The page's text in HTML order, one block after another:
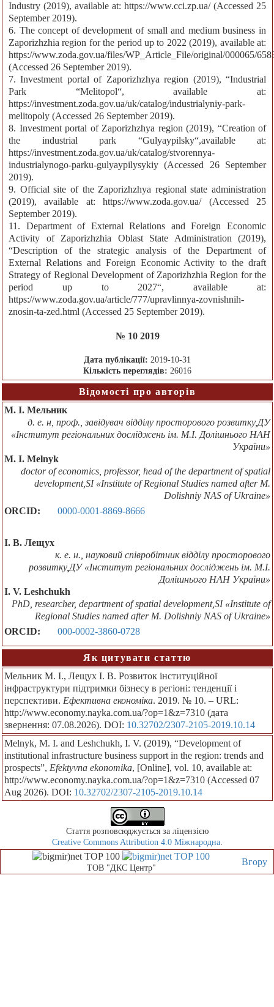
Industry (2019), available at: https://www.cci.zp.ua/ (Accessed 25
September 2019).
6. The concept of development of small and medium business in
Zaporizhzhia region for the period up to 2022 (2019), available at:
https://www.zoda.gov.ua/files/WP_Article_File/original/000065/
(Accessed 26 September 2019).
7. Investment portal of Zaporizhzhya region (2019), “Industrial
Park “Melitopol“, available at:
https://investment.zoda.gov.ua/uk/catalog/industrialyniy-park-
melitopoly (Accessed 26 September 2019).
8. Investment portal of Zaporizhzhya region (2019), “Creation of
the industrial park “Gulyaypilsky“,available at:
https://investment.zoda.gov.ua/uk/catalog/stvorennya-
industrialynogo-parku-gulyaypilysykiy (Accessed 26 September
2019).
9. Official site of the Zaporizhzhya regional state administration
(2019), available at: https://www.zoda.gov.ua/ (Accessed 25
September 2019).
11. Department of External Relations and Foreign Economic
Activity of Zaporizhzhia Oblast State Administration (2019),
“Description of the strategic analysis of the Department of
External Relations and Foreign Economic Activity to the draft
Strategy of Regional Development of Zaporizhzhia Region for the
period up to 2027“, available at:
https://www.zoda.gov.ua/article/777/upravlinnya-zovnishnih-
znosin-ta-zed.html (Accessed 25 September 2019).
№ 10 2019
Дата публікації: 2019-10-31
Кількість переглядів: 26016
Відомості про авторів
М. І. Мельник
д. е. н, проф., завідувач відділу просторового розвитку,ДУ
«Інститут регіональних досліджень ім. М.І. Долішнього НАН
України»
M. I. Melnyk
doctor of economics, professor, head of the department of spatial
development,SI «Institute of Regional Studies named after M.
Dolishniy NAS of Ukraine»
ORCID:
0000-0001-8869-8666
І. В. Лещух
к. е. н., науковий співробітник відділу просторового
розвитку,ДУ «Інститут регіональних досліджень ім. М.І.
Долішнього НАН України»
I. V. Leshchukh
PhD, researcher, department of spatial development,SI «Institute of
Regional Studies named after M. Dolishniy NAS of Ukraine»
ORCID:
000-0002-3860-0728
Як цитувати статтю
Мельник М. І., Лещух І. В. Розвиток інституційної
інфраструктури підтримки бізнесу в регіоні: тенденції і
перспективи. Ефективна економіка. 2019. № 10. – URL:
http://www.economy.nayka.com.ua/?op=1&z=7310 (дата
звернення: 07.08.2026). DOI: 10.32702/2307-2105-2019.10.14
Melnyk, M. I. and Leshchukh, I. V. (2019), “Development of
institutional infrastructure business support in the region: trends and
prospects”, Efektyvna ekonomika, [Online], vol. 10, available at:
http://www.economy.nayka.com.ua/?op=1&z=7310 (Accessed 07
Aug 2026). DOI: 10.32702/2307-2105-2019.10.14
Стаття розповсюджується за ліцензією
Creative Commons Attribution 4.0 Міжнародна.
Вгору
ТОВ "ДКС Центр"